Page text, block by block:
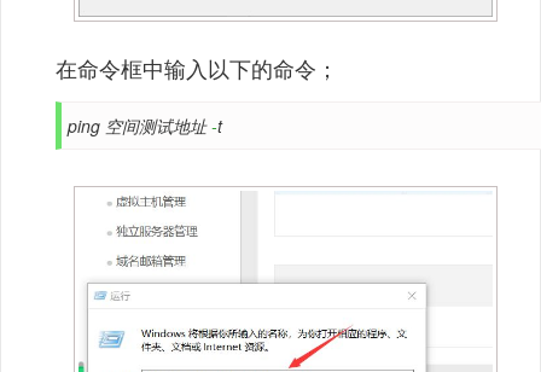
在命令框中输入以下的命令；
ping 空间测试地址-t